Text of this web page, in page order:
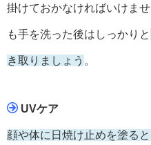
掛けておかなければいけま
も手を洗った後はしっかりと
き取りましょう 。
UVケア
顔や体に日焼け止めを塗る